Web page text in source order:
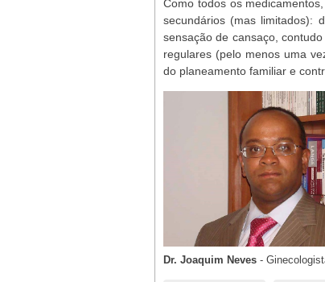
Como todos os
secundários (mas limitados):
sensação de cansaço,
regulares (pelo menos uma
do planeamento familiar e
Dr. Joaquim Neves -